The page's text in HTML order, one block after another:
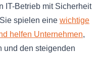
IT-Betrieb mit Sicherheit
spielen eine wichtige
helfen Unternehmen,
und den steigenden